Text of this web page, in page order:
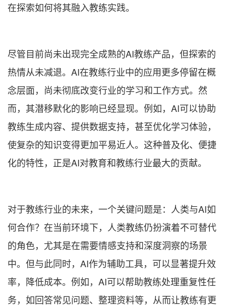
在探索如何将其融入教练实践。
尽管目前尚未出现完全成熟的AI教练产品，但探索的
热情从未减退。AI在教练行业中的应用更多停留在概
念层面，尚未彻底改变行业的学习和工作方式。然
而，其潜移默化的影响已经显现。例如，AI可以协助
教练生成内容、提供数据支持，甚至优化学习体验，
使复杂的知识变得更加平易近人。这种普及化、便捷
化的特性，正是AI对教育和教练行业最大的贡献。
对于教练行业的未来，一个关键问题是：人类与AI如
何合作？在当前环境下，人类教练仍扮演着不可替代
的角色，尤其是在需要情感支持和深度洞察的场景
中。但与此同时，AI作为辅助工具，可以显著提升效
率，降低成本。例如，AI可以帮助教练处理重复性任
务，如回答常见问题、整理资料等，从而让教练有更